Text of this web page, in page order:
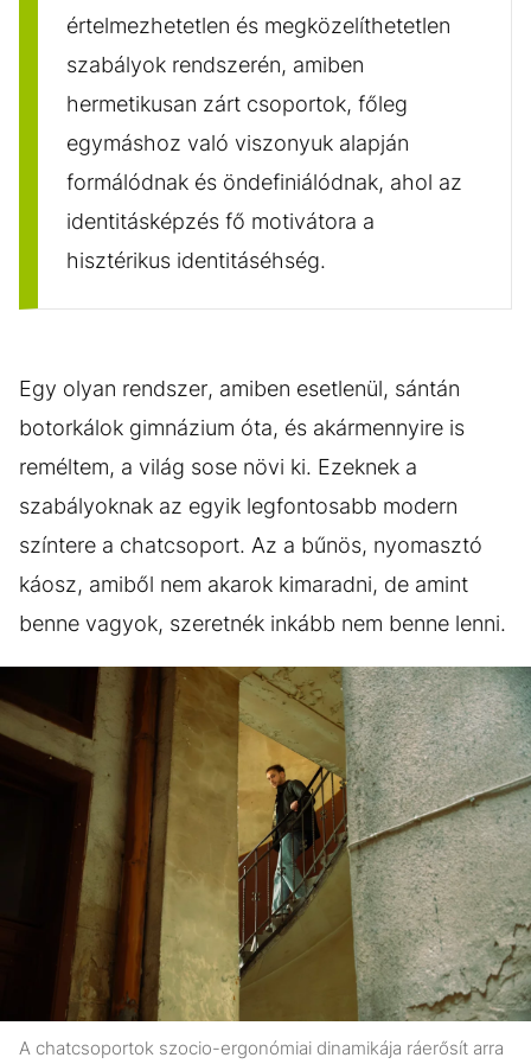
értelmezhetetlen és megközelíthetetlen
szabályok rendszerén, amiben
hermetikusan zárt csoportok, főleg
egymáshoz való viszonyuk alapján
formálódnak és öndefiniálódnak, ahol az
identitásképzés fő motivátora a
hisztérikus identitáséhség.
Egy olyan rendszer, amiben esetlenül, sántán
botorkálok gimnázium óta, és akármennyire is
reméltem, a világ sose növi ki. Ezeknek a
szabályoknak az egyik legfontosabb modern
színtere a chatcsoport. Az a bűnös, nyomasztó
káosz, amiből nem akarok kimaradni, de amint
benne vagyok, szeretnék inkább nem benne lenni.
A chatcsoportok szocio-ergonómiai dinamikája ráerősít arra